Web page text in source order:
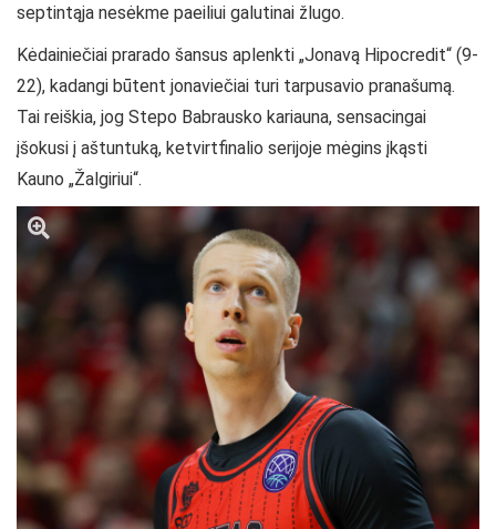
septintąja nesėkme paeiliui galutinai žlugo.
Kėdainiečiai prarado šansus aplenkti „Jonavą Hipocredit“ (9-
22), kadangi būtent jonaviečiai turi tarpusavio pranašumą.
Tai reiškia, jog Stepo Babrausko kariauna, sensacingai
įšokusi į aštuntuką, ketvirtfinalio serijoje mėgins įkąsti
Kauno „Žalgiriui“.